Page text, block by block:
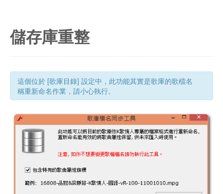
儲存庫重整
這個位於 [歌庫目錄] 設定中，此功能其實是歌庫的歌檔名
稱重新命名作業，請小心執行。